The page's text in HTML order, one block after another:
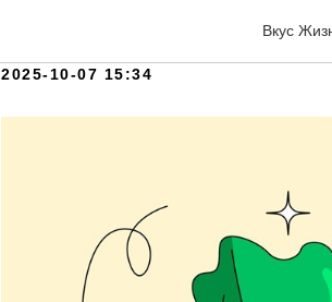
Вкус
Правильное
2025-10-07 15:34